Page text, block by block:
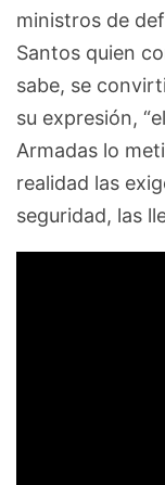
ministros de
Santos quien
sabe, se
su expresión,
Armadas lo
realidad las
seguridad, las